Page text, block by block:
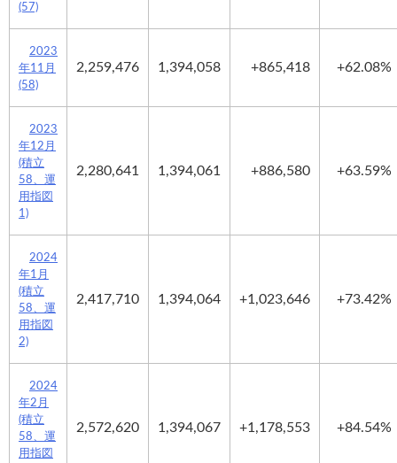
(57)
2023
年11月
(58)
2,259,476 1,394,058 +865,418 +62.08%
2023
年12月
(積立
58、運
用指図
1)
2,280,641 1,394,061 +886,580 +63.59%
2024
年1月
(積立
58、運
用指図
2)
2,417,710 1,394,064 +1,023,646 +73.42%
2024
年2月
(積立
58、運
用指図
2,572,620 1,394,067 +1,178,553 +84.54%